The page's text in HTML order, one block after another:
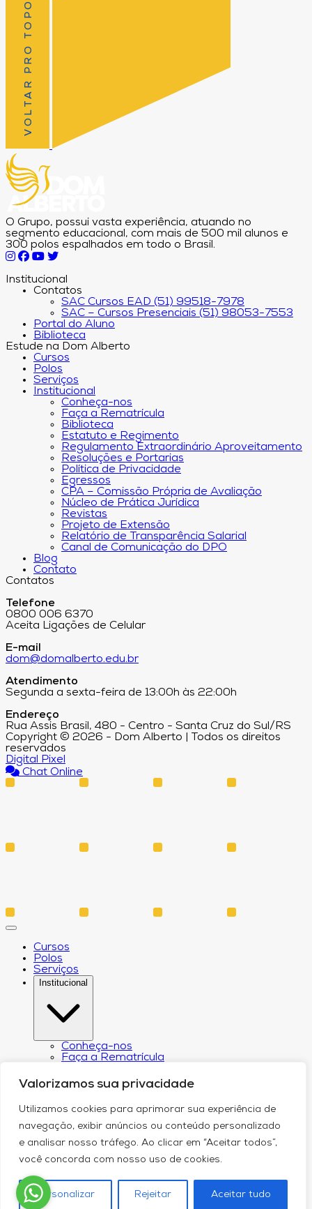
Valorizamos sua privacidade
Utilizamos cookies para aprimorar sua experiência de
navegação, exibir anúncios ou conteúdo personalizado
e analisar nosso tráfego. Ao clicar em “Aceitar todos”,
você concorda com nosso uso de cookies.
Personalizar Rejeitar Aceitar tudo
VOLTAR PRO TOPO
O Grupo, possui vasta experiência, atuando no
segmento educacional, com mais de 500 mil alunos e
300 polos espalhados em todo o Brasil.
Institucional
Contatos
SAC Cursos EAD (51) 99518-7978
SAC – Cursos Presenciais (51) 98053-7553
Portal do Aluno
Biblioteca
Estude na Dom Alberto
Cursos
Polos
Serviços
Institucional
Conheça-nos
Faça a Rematrícula
Biblioteca
Estatuto e Regimento
Regulamento Extraordinário Aproveitamento
Resoluções e Portarias
Política de Privacidade
Egressos
CPA – Comissão Própria de Avaliação
Núcleo de Prática Jurídica
Revistas
Projeto de Extensão
Relatório de Transparência Salarial
Canal de Comunicação do DPO
Blog
Contato
Contatos
Telefone
0800 006 6370
Aceita Ligações de Celular
E-mail
dom@domalberto.edu.br
Atendimento
Segunda a sexta-feira de 13:00h às 22:00h
Endereço
Rua Assis Brasil, 480 - Centro - Santa Cruz do Sul/RS
Copyright © 2026 - Dom Alberto | Todos os direitos
reservados
Digital Pixel
Chat Online
Cursos
Polos
Serviços
Institucional
Conheça-nos
Faça a Rematrícula
Estatuto e Regimento
Regulamento Extraordinário Aproveitamento
Resoluções e Portarias
Política de Privacidade
Egressos
CPA – Comissão Própria de Avaliação
Núcleo de Prática Jurídica
Revistas
Relatório de Transparência Salarial
Canal de Comunicação do DPO
Blog